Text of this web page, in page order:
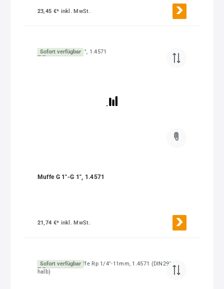
23,45 €* inkl. MwSt.
Sofort verfügbar
Muffe G 1"-G 1", 1.4571
21,74 €* inkl. MwSt.
Sofort verfügbar